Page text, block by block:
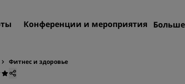
Конференции и мероприятия Больше
Фитнес и здоровье